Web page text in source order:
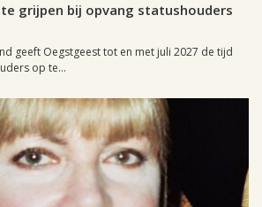
grijpen bij opvang statushouders
geeft Oegstgeest tot en met juli 2027 de tijd
op te...